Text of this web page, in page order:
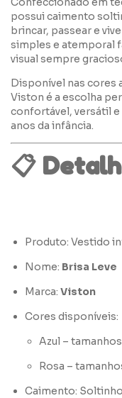
possui caimento
brincar, passear e
simples e atemporal
visual sempre
Disponível nas cores
Viston é a escolha
confortável, versátil
anos da infância.
📋
Produto: Vestido
Nome: Brisa Leve
Marca: Viston
Cores disponíveis:
Azul – tamanhos
Rosa –
Caimento: